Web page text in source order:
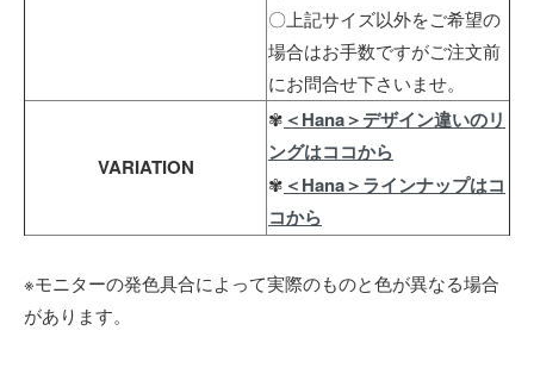
〇上記サイズ以外をご希望の
場合はお手数ですがご注文前
にお問合せ下さいませ。
VARIATION
✾＜Hana＞デザイン違いのリ
ングはココから
✾＜Hana＞ラインナップはコ
コから
※モニターの発色具合によって実際のものと色が異なる場合
があります。